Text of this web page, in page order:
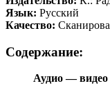
Язык: Русский
Качество:
Содержание:
Аудио — видео